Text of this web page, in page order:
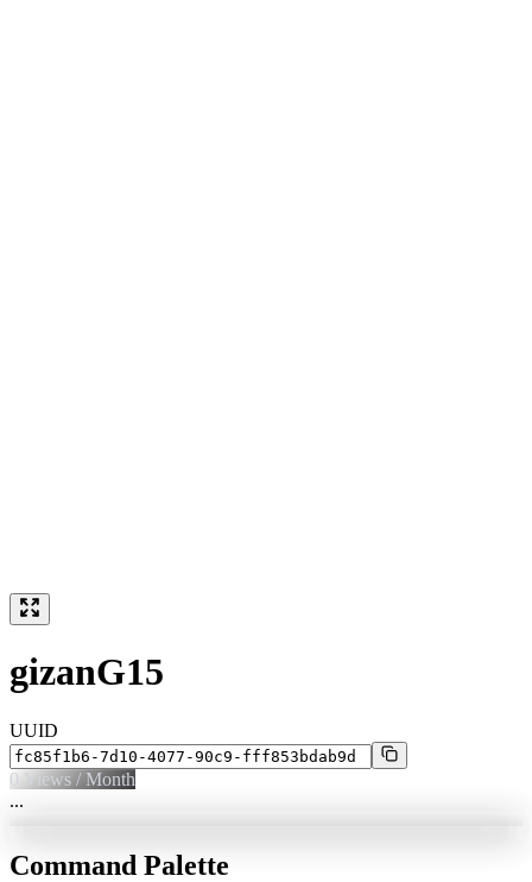
gizanG15
UUID
0 Views / Month
...
Command Palette